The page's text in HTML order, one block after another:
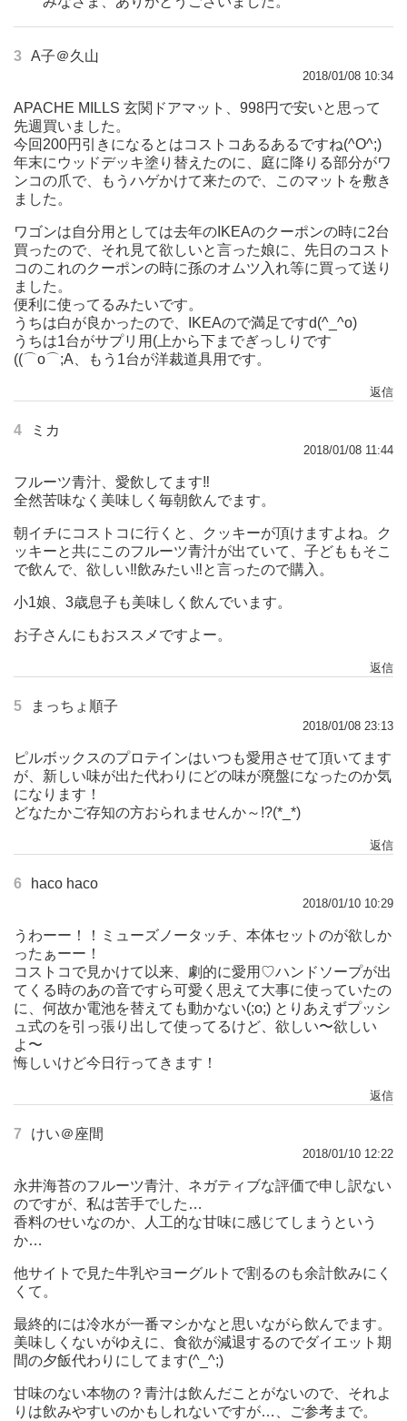
3 A子＠久山
2018/01/08 10:34
APACHE MILLS 玄関ドアマット、998円で安いと思って
先週買いました。
今回200円引きになるとはコストコあるあるですね(^O^;)
年末にウッドデッキ塗り替えたのに、庭に降りる部分がワ
ンコの爪で、もうハゲかけて来たので、このマットを敷き
ました。
ワゴンは自分用としては去年のIKEAのクーポンの時に2台
買ったので、それ見て欲しいと言った娘に、先日のコスト
コのこれのクーポンの時に孫のオムツ入れ等に買って送り
ました。
便利に使ってるみたいです。
うちは白が良かったので、IKEAので満足ですd(^_^o)
うちは1台がサプリ用(上から下までぎっしりです
((⌒o⌒;A、もう1台が洋裁道具用です。
返信
4 ミカ
2018/01/08 11:44
フルーツ青汁、愛飲してます‼︎
全然苦味なく美味しく毎朝飲んでます。
朝イチにコストコに行くと、クッキーが頂けますよね。ク
ッキーと共にこのフルーツ青汁が出ていて、子どももそこ
で飲んで、欲しい‼︎飲みたい‼︎と言ったので購入。
小1娘、3歳息子も美味しく飲んでいます。
お子さんにもおススメですよー。
返信
5 まっちょ順子
2018/01/08 23:13
ピルボックスのプロテインはいつも愛用させて頂いてます
が、新しい味が出た代わりにどの味が廃盤になったのか気
になります！
どなたかご存知の方おられませんか～!?(*_*)
返信
6 haco haco
2018/01/10 10:29
うわーー！！ミューズノータッチ、本体セットのが欲しか
ったぁーー！
コストコで見かけて以来、劇的に愛用♡ハンドソープが出
てくる時のあの音ですら可愛く思えて大事に使っていたの
に、何故か電池を替えても動かない(;o;) とりあえずプッシ
ュ式のを引っ張り出して使ってるけど、欲しい〜欲しい
よ〜
悔しいけど今日行ってきます！
返信
7 けい＠座間
2018/01/10 12:22
永井海苔のフルーツ青汁、ネガティブな評価で申し訳ない
のですが、私は苦手でした…
香料のせいなのか、人工的な甘味に感じてしまうという
か…
他サイトで見た牛乳やヨーグルトで割るのも余計飲みにく
くて。
最終的には冷水が一番マシかなと思いながら飲んでます。
美味しくないがゆえに、食欲が減退するのでダイエット期
間の夕飯代わりにしてます(^_^;)
甘味のない本物の？青汁は飲んだことがないので、それよ
りは飲みやすいのかもしれないですが…、ご参考まで。